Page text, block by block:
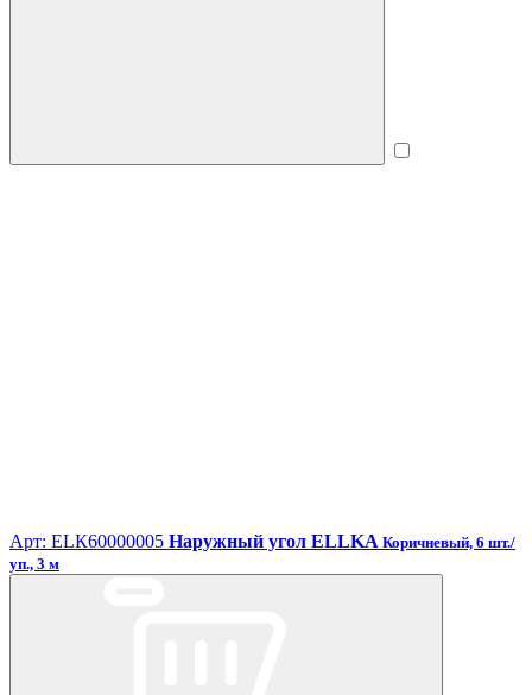
Арт: ЕLК60000005 Наружный угол ELLKA Коричневый, 6 шт./
уп., 3 м